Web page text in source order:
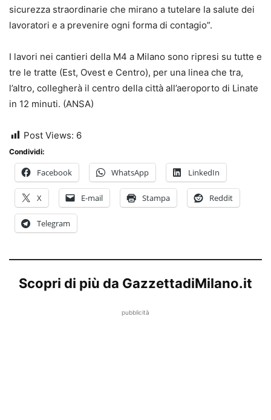
sicurezza straordinarie che mirano a tutelare la salute dei
lavoratori e a prevenire ogni forma di contagio”.
I lavori nei cantieri della M4 a Milano sono ripresi su tutte e
tre le tratte (Est, Ovest e Centro), per una linea che tra,
l’altro, collegherà il centro della città all’aeroporto di Linate
in 12 minuti. (ANSA)
Post Views: 6
Condividi:
Facebook WhatsApp LinkedIn
X E-mail Stampa Reddit
Telegram
Scopri di più da GazzettadiMilano.it
pubblicità